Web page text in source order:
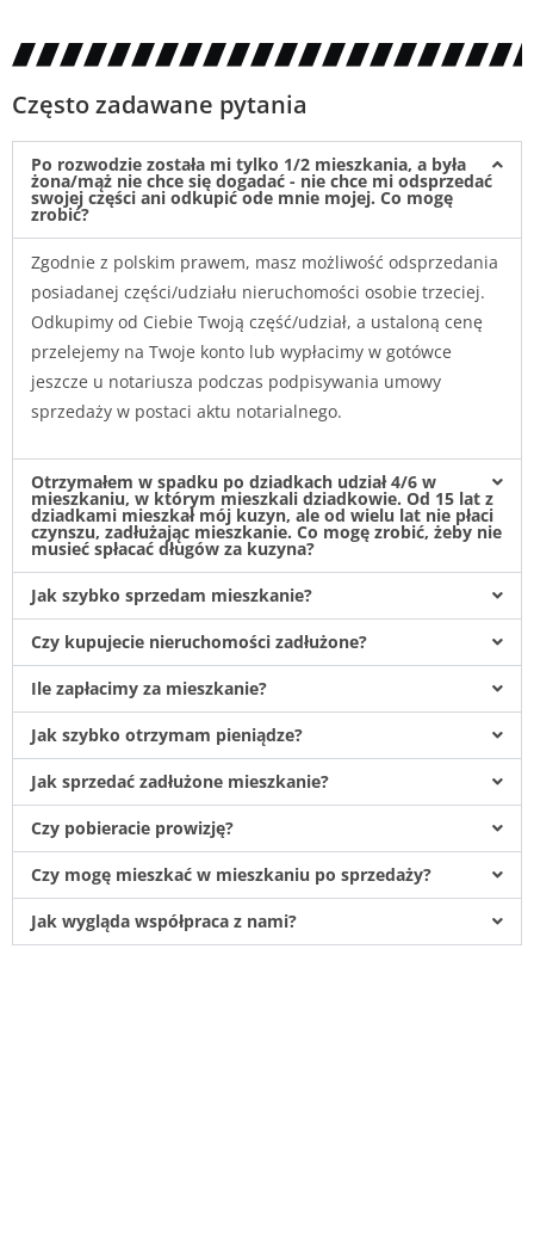
Często zadawane pytania
Po rozwodzie została mi tylko 1/2 mieszkania, a była
żona/mąż nie chce się dogadać - nie chce mi odsprzedać
swojej części ani odkupić ode mnie mojej. Co mogę
zrobić?
Zgodnie z polskim prawem, masz możliwość odsprzedania
posiadanej części/udziału nieruchomości osobie trzeciej.
Odkupimy od Ciebie Twoją część/udział, a ustaloną cenę
przelejemy na Twoje konto lub wypłacimy w gotówce
jeszcze u notariusza podczas podpisywania umowy
sprzedaży w postaci aktu notarialnego.
Otrzymałem w spadku po dziadkach udział 4/6 w
mieszkaniu, w którym mieszkali dziadkowie. Od 15 lat z
dziadkami mieszkał mój kuzyn, ale od wielu lat nie płaci
czynszu, zadłużając mieszkanie. Co mogę zrobić, żeby nie
musieć spłacać długów za kuzyna?
Jak szybko sprzedam mieszkanie?
Czy kupujecie nieruchomości zadłużone?
Ile zapłacimy za mieszkanie?
Jak szybko otrzymam pieniądze?
Jak sprzedać zadłużone mieszkanie?
Czy pobieracie prowizję?
Czy mogę mieszkać w mieszkaniu po sprzedaży?
Jak wygląda współpraca z nami?